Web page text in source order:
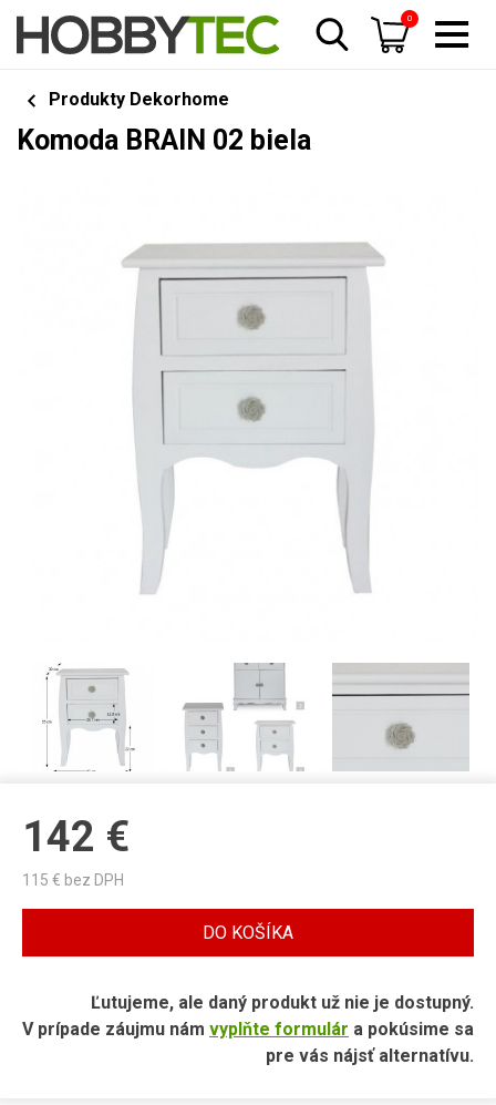
0
Produkty Dekorhome
Komoda BRAIN 02 biela
142 €
115 € bez DPH
DO KOŠÍKA
Ľutujeme, ale daný produkt už nie je dostupný.
V prípade záujmu nám vyplňte formulár a pokúsime sa
pre vás nájsť alternatívu.